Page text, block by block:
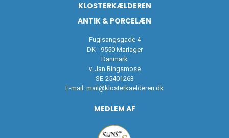
KLOSTERKÆLDEREN
ANTIK & PORCELÆN
Fuglsangsgade 4
DK - 9550 Mariager
Danmark
v. Jan Ringsmose
SE-25401263
E-mail: mail@klosterkaelderen.dk
MEDLEM AF